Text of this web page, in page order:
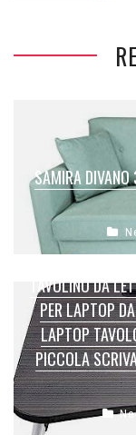
SAMIRA DIVANO
TAVOLINO DA
PER LAPTOP
LAPTOP
PICCOLA